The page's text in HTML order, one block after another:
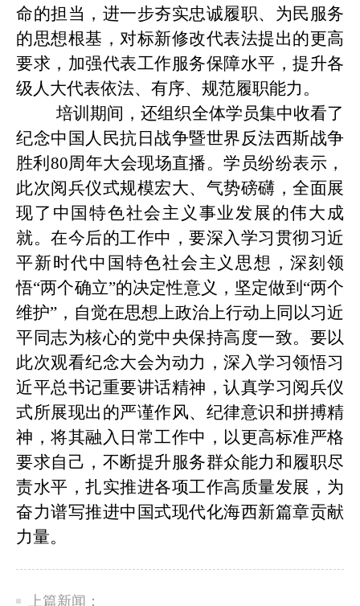
命的担当，进一步夯实忠诚履职、为民服务
的思想根基，对标新修改代表法提出的更高
要求，加强代表工作服务保障水平，提升各
级人大代表依法、有序、规范履职能力。
培训期间，还组织全体学员集中收看了
纪念中国人民抗日战争暨世界反法西斯战争
胜利 80周年大会现场直播。学员纷纷表示，
此次阅兵仪式规模宏大、气势磅礴，全面展
现了中国特色社会主义事业发展的伟大成
就。在今后的工作中，要深入学习贯彻习近
平新时代中国特色社会主义思想，深刻领
悟“两个确立”的决定性意义，坚定做到“两个
维护”，自觉在思想上政治上行动上同以习近
平同志为核心的党中央保持高度一致。要以
此次观看纪念大会为动力，深入学习领悟习
近平总书记重要讲话精神，认真学习阅兵仪
式所展现出的严谨作风、纪律意识和拼搏精
神，将其融入日常工作中，以更高标准严格
要求自己，不断提升服务群众能力和履职尽
责水平，扎实推进各项工作高质量发展，为
奋力谱写推进中国式现代化海西新篇章贡献
力量。
上篇新闻：